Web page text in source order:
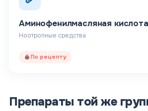
Аминофенилмасляная кислота
Ноотропные средства
По рецепту
Препараты той же